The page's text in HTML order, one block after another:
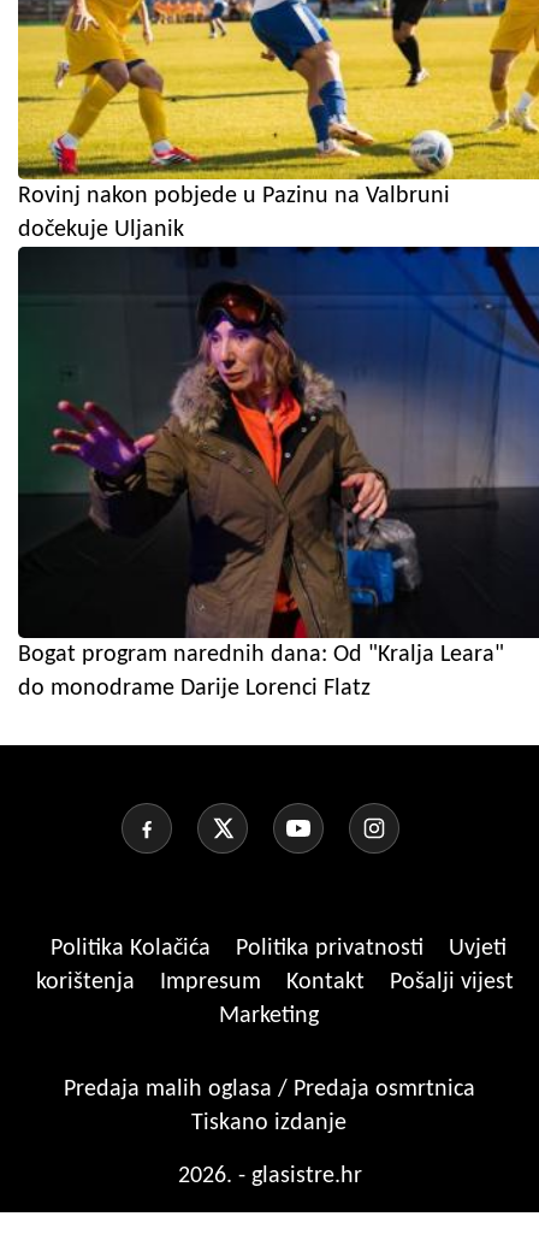
Rovinj nakon pobjede u Pazinu na Valbruni
dočekuje Uljanik
Bogat program narednih dana: Od "Kralja Leara"
do monodrame Darije Lorenci Flatz
Politika Kolačića Politika privatnosti
Uvjeti
korištenja
Impresum Kontakt
Pošalji vijest
Marketing
Predaja malih oglasa / Predaja osmrtnica
Tiskano izdanje
2026. - glasistre.hr